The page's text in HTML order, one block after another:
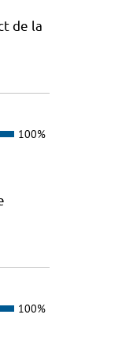
de la
100%
100%